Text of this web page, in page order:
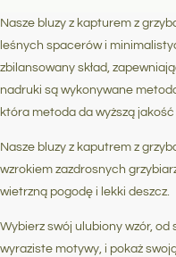
Nasze bluzy z kapturem z
leśnych spacerów i
zbilansowany skład,
nadruki są wykonywane
która metoda da wyższą
Nasze bluzy z kaputrem z
wzrokiem zazdrosnych
wietrzną pogodę i lekki deszcz.
Wybierz swój ulubiony wzór,
wyraziste motywy, i pokaż